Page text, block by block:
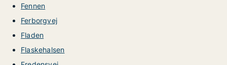
Fennen
Ferborgvej
Fladen
Flaskehalsen